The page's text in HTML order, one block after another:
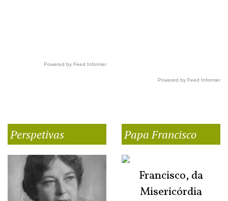
Powered by Feed Informer
Powered by Feed Informer
Perspetivas Papa Francisco
Francisco, da
Misericórdia